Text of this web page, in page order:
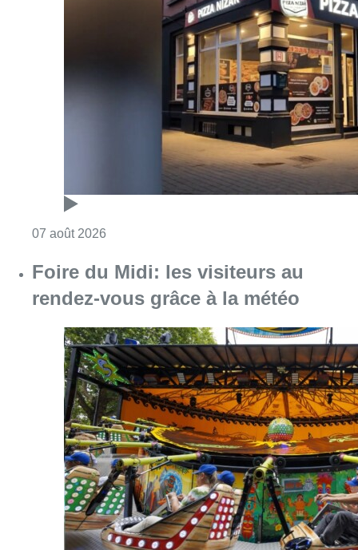
07 août 2026
Foire du Midi: les visiteurs au
rendez-vous grâce à la météo